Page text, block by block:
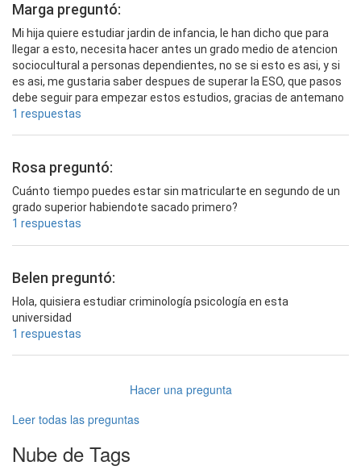
Marga preguntó:
Mi hija quiere estudiar jardin de infancia, le han dicho que para
llegar a esto, necesita hacer antes un grado medio de atencion
sociocultural a personas dependientes, no se si esto es asi, y si
es asi, me gustaria saber despues de superar la ESO, que pasos
debe seguir para empezar estos estudios, gracias de antemano
1 respuestas
Rosa preguntó:
Cuánto tiempo puedes estar sin matricularte en segundo de un
grado superior habiendote sacado primero?
1 respuestas
Belen preguntó:
Hola, quisiera estudiar criminología psicología en esta
universidad
1 respuestas
Hacer una pregunta
Leer todas las preguntas
Nube de Tags